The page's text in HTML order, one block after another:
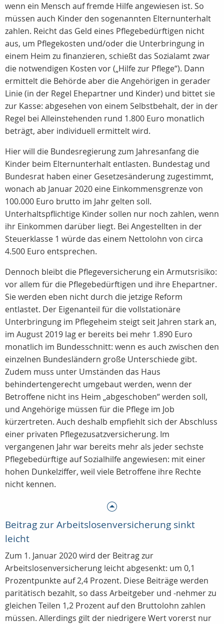
wenn ein Mensch auf fremde Hilfe angewiesen ist. So
müssen auch Kinder den sogenannten Elternunterhalt
zahlen. Reicht das Geld eines Pflegebedürftigen nicht
aus, um Pflegekosten und/oder die Unterbringung in
einem Heim zu finanzieren, schießt das Sozialamt zwar
die notwendigen Kosten vor („Hilfe zur Pflege“). Dann
ermittelt die Behörde aber die Angehörigen in gerader
Linie (in der Regel Ehepartner und Kinder) und bittet sie
zur Kasse: abgesehen von einem Selbstbehalt, der in der
Regel bei Alleinstehenden rund 1.800 Euro monatlich
beträgt, aber individuell ermittelt wird.
Hier will die Bundesregierung zum Jahresanfang die
Kinder beim Elternunterhalt entlasten. Bundestag und
Bundesrat haben einer Gesetzesänderung zugestimmt,
wonach ab Januar 2020 eine Einkommensgrenze von
100.000 Euro brutto im Jahr gelten soll.
Unterhaltspflichtige Kinder sollen nur noch zahlen, wenn
ihr Einkommen darüber liegt. Bei Angestellten in der
Steuerklasse 1 würde das einem Nettolohn von circa
4.500 Euro entsprechen.
Dennoch bleibt die Pflegeversicherung ein Armutsrisiko:
vor allem für die Pflegebedürftigen und ihre Ehepartner.
Sie werden eben nicht durch die jetzige Reform
entlastet. Der Eigenanteil für die vollstationäre
Unterbringung im Pflegeheim steigt seit Jahren stark an,
im August 2019 lag er bereits bei mehr 1.890 Euro
monatlich im Bundesschnitt: wenn es auch zwischen den
einzelnen Bundesländern große Unterschiede gibt.
Zudem muss unter Umständen das Haus
behindertengerecht umgebaut werden, wenn der
Betroffene nicht ins Heim „abgeschoben“ werden soll,
und Angehörige müssen für die Pflege im Job
kürzertreten. Auch deshalb empfiehlt sich der Abschluss
einer privaten Pflegezusatzversicherung. Im
vergangenen Jahr war bereits mehr als jeder sechste
Pflegebedürftige auf Sozialhilfe angewiesen: mit einer
hohen Dunkelziffer, weil viele Betroffene ihre Rechte
nicht kennen.
Beitrag zur Arbeitslosenversicherung sinkt
leicht
Zum 1. Januar 2020 wird der Beitrag zur
Arbeitslosenversicherung leicht abgesenkt: um 0,1
Prozentpunkte auf 2,4 Prozent. Diese Beiträge werden
paritätisch bezahlt, so dass Arbeitgeber und -nehmer zu
gleichen Teilen 1,2 Prozent auf den Bruttolohn zahlen
müssen. Allerdings gilt der niedrigere Wert vorerst nur